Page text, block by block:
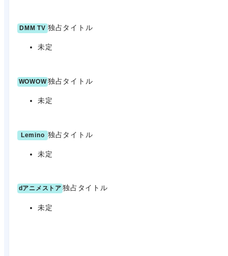
DMM TV 独占タイトル
未定
WOWOW独占タイトル
未定
Lemino 独占タイトル
未定
dアニメストア 独占タイトル
未定